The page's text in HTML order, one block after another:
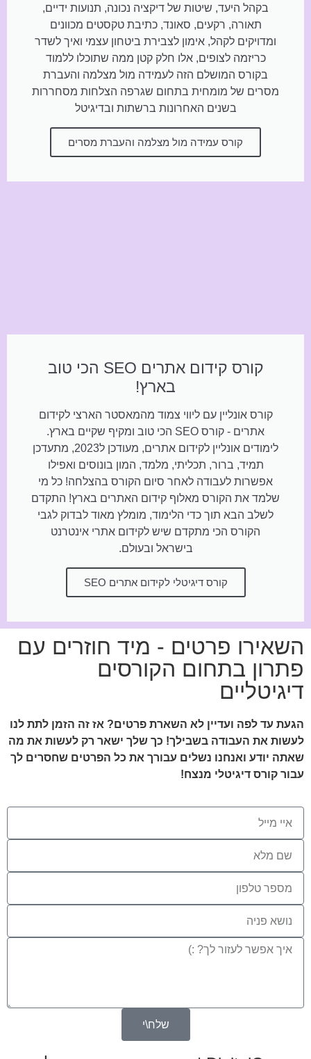
בקהל היעד, שיטות של דיקציה נכונה, תנועות ידיים,
תאורה, רקעים, סאונד, כתיבת טקסטים מכוונים
ומדויקים לקהל, אימון לצבירת ביטחון עצמי ואיך לשדר
כריזמה לצופים, אלו חלק קטן ממה שתוכלו ללמוד
בקורס המושלם הזה לעמידה מול מצלמה והעברת
מסרים של מומחית בתחום שגרפה הצלחות מסחררות
בשנים האחרונות ברשתות ובדיגיטל
קורס עמידה מול מצלמה והעברת מסרים
קורס קידום אתרים SEO הכי טוב
בארץ!
קורס אונליין עם ליווי צמוד מהמאסטר הארצי לקידום
אתרים - קורס SEO הכי טוב ומקיף שקיים בארץ.
לימודים אונליין לקידום אתרים, מעודכן ל2023, מתעדכן
תמיד, ברור, תכליתי, מלמד, המון בונוסים ואפילו
אפשרות לעבודה לאחר סיום הקורס בהצלחה! כל מי
שלמד את הקורס מאלוף קידום האתרים בארץ! התקדם
לשלב הבא תוך כדי הלימוד, מומלץ מאוד לבדוק לגבי
הקורס הכי מתקדם שיש לקידום אתרי אינטרנט
בישראל ובעולם.
קורס דיגיטלי לקידום אתרים SEO
השאירו פרטים - מיד חוזרים עם
פתרון בתחום הקורסים
דיגיטליים
הגעת עד לפה ועדיין לא השארת פרטים? אז זה הזמן לתת לנו
לעשות את העבודה בשבילך! כך שלך ישאר רק לעשות את מה
שאתה יודע ואנחנו נשלים עבורך את כל הפרטים שחסרים לך
עבור קורס דיגיטלי מנצח!
שלח\י